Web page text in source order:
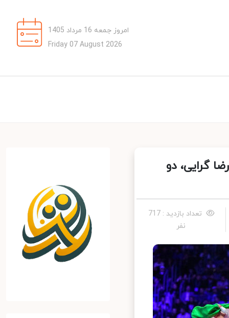
امروز جمعه 16 مرداد 1405
Friday 07 August 2026
گرایی، دو
تعداد بازدید : 717
نفر